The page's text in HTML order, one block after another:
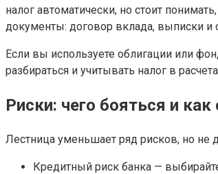
налог автоматически, но стоит
документы: договор вклада, выписки
Если вы используете облигации или
разбираться и учитывать налог в
Риски: чего бояться и
Лестница уменьшает ряд рисков, но не
Кредитный риск банка —